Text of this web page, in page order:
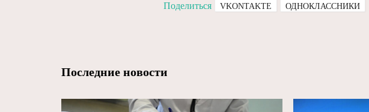
Поделиться VKONTAKTE ОДНОКЛАССНИКИ
Последние новости